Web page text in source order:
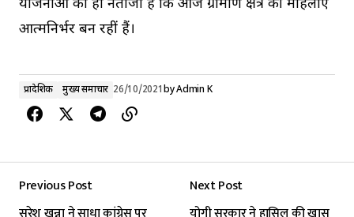
योजनाओं का ही नतीजा है कि आज ग्रामीण क्षेत्र की महिलाएं
आत्‍मनिर्भर बन रहीं हैं।
प्रादेशिक मुख्य समाचार 26/10/2021byAdmin K
Previous Post
Next Post